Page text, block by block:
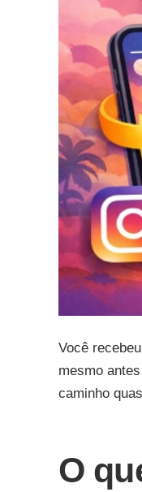
Você
mesmo
caminho
O